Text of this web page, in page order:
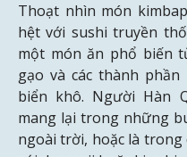
Thoạt nhìn món
hệt với sushi truyền
một món ăn phổ biến
gạo và các thành
biển khô. Người Hàn
mang lại trong những
ngoài trời, hoặc là trong